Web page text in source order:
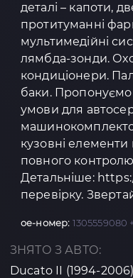
деталі – капоти,
протитуманні
мультимедійні
лямбда-зонди.
кондиціонери.
баки. Пропонуємо
умови для
кузовні
повного контролю
Детальніше:
перевірку.
oe-номер: 1305559080
ЗНЯТО З АВТО:
Ducato II (1994-2006)